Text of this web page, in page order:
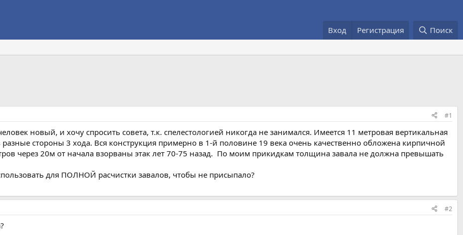
Вход Регистрация Поиск
#1
новый, и хочу спросить совета, т.к. спелестологией никогда не занимался. Имеется 11 метровая вертикальная
разные стороны 3 хода. Вся конструкция примерно в 1-й половине 19 века очень качественно обложена кирпичной
через 20м от начала взорваны этак лет 70-75 назад. По моим прикидкам толщина завала не должна превышать
для ПОЛНОЙ расчистки завалов, чтобы не присыпало?
#2